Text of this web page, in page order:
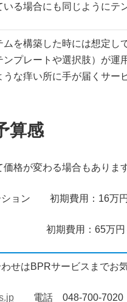
る場合にも同じようにテ
ムを構築した時には想定
ンプレートや選択肢）が
な痒い所に手が届くサー
算感
格が変わる場合もありま
ョン 初期費用：16万円
初期費用：65万円～
せはBPRサービスまでお
電話 048-700-